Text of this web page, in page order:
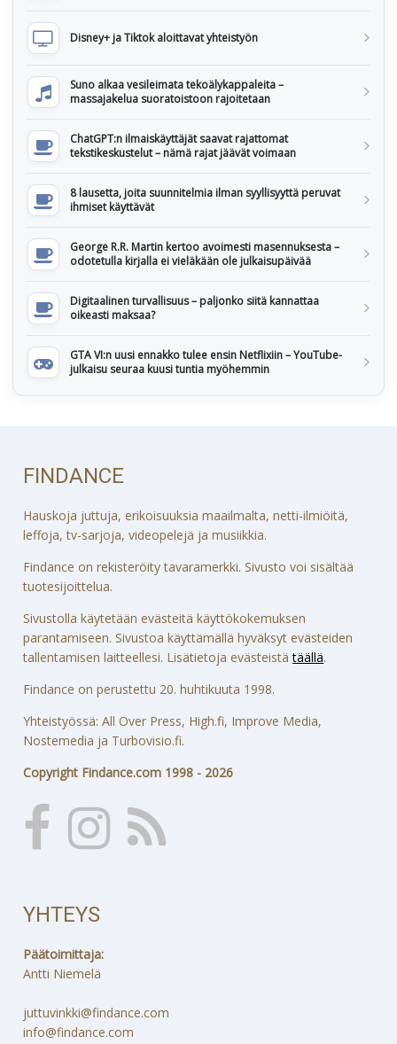
Disney+ ja Tiktok aloittavat yhteistyön
Suno alkaa vesileimata tekoälykappaleita –
massajakelua suoratoistoon rajoitetaan
ChatGPT:n ilmaiskäyttäjät saavat rajattomat
tekstikeskustelut – nämä rajat jäävät voimaan
8 lausetta, joita suunnitelmia ilman syyllisyyttä peruvat
ihmiset käyttävät
George R.R. Martin kertoo avoimesti masennuksesta –
odotetulla kirjalla ei vieläkään ole julkaisupäivää
Digitaalinen turvallisuus – paljonko siitä kannattaa
oikeasti maksaa?
GTA VI:n uusi ennakko tulee ensin Netflixiin – YouTube-
julkaisu seuraa kuusi tuntia myöhemmin
FINDANCE
Hauskoja juttuja, erikoisuuksia maailmalta, netti-ilmiöitä,
leffoja, tv-sarjoja, videopelejä ja musiikkia.
Findance on rekisteröity tavaramerkki. Sivusto voi sisältää
tuotesijoittelua.
Sivustolla käytetään evästeitä käyttökokemuksen
parantamiseen. Sivustoa käyttämällä hyväksyt evästeiden
tallentamisen laitteellesi. Lisätietoja evästeistätäällä.
Findance on perustettu 20. huhtikuuta 1998.
Yhteistyössä: All Over Press, High.fi, Improve Media,
Nostemedia ja Turbovisio.fi.
Copyright Findance.com 1998 - 2026
YHTEYS
Päätoimittaja:
Antti Niemelä
juttuvinkki@findance.com
info@findance.com